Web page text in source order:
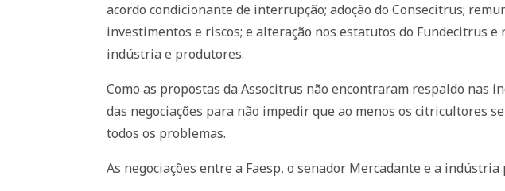
acordo condicionante de interrupção; adoção do Consecitrus;
investimentos e riscos; e alteração nos estatutos do Fundecitrus
indústria e produtores.
Como as propostas da Associtrus não encontraram respaldo nas
das negociações para não impedir que ao menos os citricultores
todos os problemas.
As negociações entre a Faesp, o senador Mercadante e a